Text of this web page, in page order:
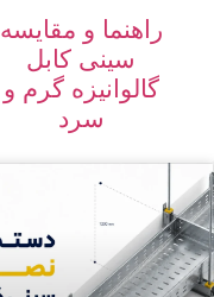
راهنما و مقایسه
سینی کابل
گالوانیزه گرم و
سرد